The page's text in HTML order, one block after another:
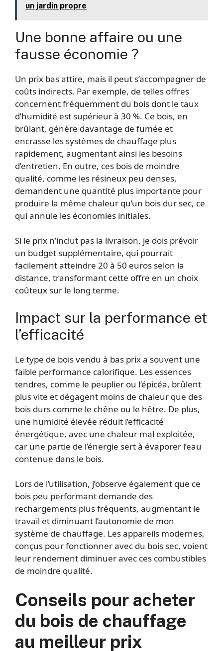
un jardin propre
Une bonne affaire ou une
fausse économie ?
Un prix bas attire, mais il peut s’accompagner de
coûts indirects. Par exemple, de telles offres
concernent fréquemment du bois dont le taux
d’humidité est supérieur à 30 %. Ce bois, en
brûlant, génère davantage de fumée et
encrasse les systèmes de chauffage plus
rapidement, augmentant ainsi les besoins
d’entretien. En outre, ces bois de moindre
qualité, comme les résineux peu denses,
demandent une quantité plus importante pour
produire la même chaleur qu’un bois dur sec, ce
qui annule les économies initiales.
Si le prix n’inclut pas la livraison, je dois prévoir
un budget supplémentaire, qui pourrait
facilement atteindre 20 à 50 euros selon la
distance, transformant cette offre en un choix
coûteux sur le long terme.
Impact sur la performance et
l’efficacité
Le type de bois vendu à bas prix a souvent une
faible performance calorifique. Les essences
tendres, comme le peuplier ou l’épicéa, brûlent
plus vite et dégagent moins de chaleur que des
bois durs comme le chêne ou le hêtre. De plus,
une humidité élevée réduit l’efficacité
énergétique, avec une chaleur mal exploitée,
car une partie de l’énergie sert à évaporer l’eau
contenue dans le bois.
Lors de l’utilisation, j’observe également que ce
bois peu performant demande des
rechargements plus fréquents, augmentant le
travail et diminuant l’autonomie de mon
système de chauffage. Les appareils modernes,
conçus pour fonctionner avec du bois sec, voient
leur rendement diminuer avec ces combustibles
de moindre qualité.
Conseils pour acheter
du bois de chauffage
au meilleur prix